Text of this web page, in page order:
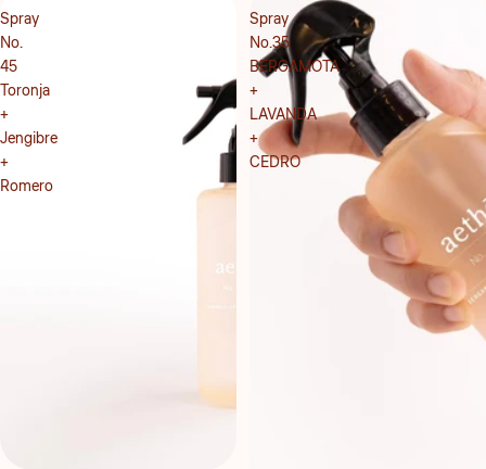
Spray
No.
45
Toronja
+
Jengibre
+
Romero
Spray
No.35
BERGAMOTA
+
LAVANDA
+
CEDRO